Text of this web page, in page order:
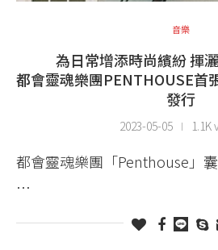
音樂
為日常增添時尚繽紛 揮
都會靈魂樂團PENTHOUSE首
發行
2023-05-05 1.1K
都會靈魂樂團「Penthouse」
…